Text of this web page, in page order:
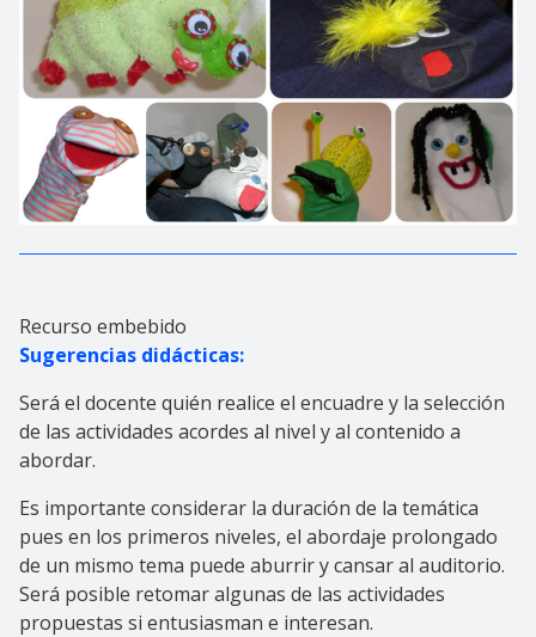
Recurso embebido
Sugerencias didácticas:
Será el docente quién realice el encuadre y la selección
de las actividades acordes al nivel y al contenido a
abordar.
Es importante considerar la duración de la temática
pues en los primeros niveles, el abordaje prolongado
de un mismo tema puede aburrir y cansar al auditorio.
Será posible retomar algunas de las actividades
propuestas si entusiasman e interesan.